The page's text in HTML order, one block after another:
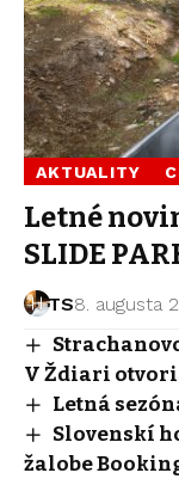
AKTUALITY
Letné
SLIDE
TS8. augusta
V Ždiari
Letná
Slovenskí
žalobe